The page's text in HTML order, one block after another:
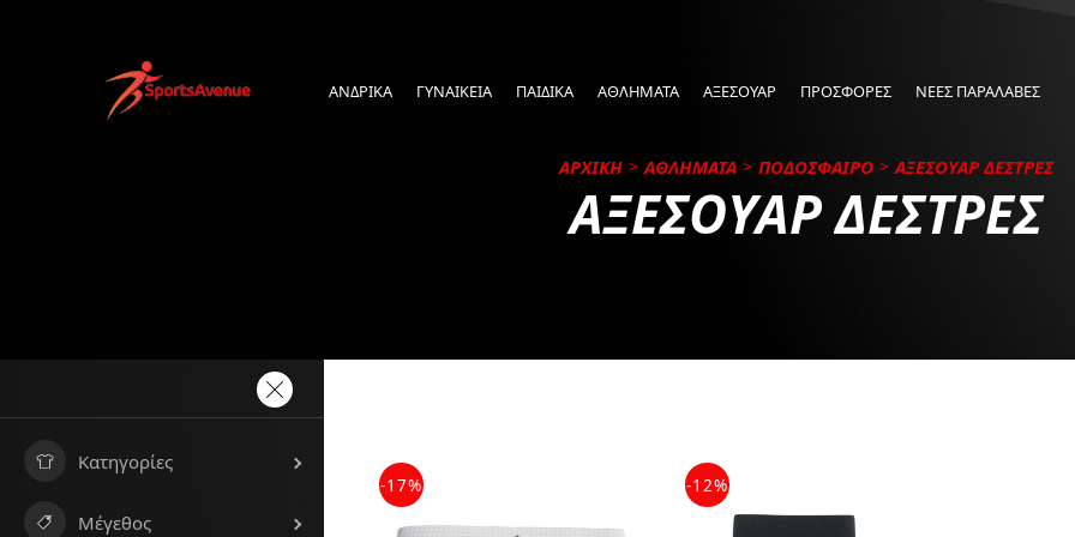
ΑΝΔΡΙΚΑ ΓΥΝΑΙΚΕΙΑ ΠΑΙΔΙΚΑ ΑΘΛΗΜΑΤΑ ΑΞΕΣΟΥΑΡ ΠΡΟΣΦΟΡΕΣ ΝΕΕΣ ΠΑΡΑΛΑΒΕΣ
ΑΡΧΙΚΗ ΑΘΛΗΜΑΤΑ ΠΟΔΟΣΦΑΙΡΟ ΑΞΕΣΟΥΑΡ ΔΕΣΤΡΕΣ
ΑΞΕΣΟΥΑΡ ΔΕΣΤΡΕΣ
Κατηγορίες
Μέγεθος
-17% -12%